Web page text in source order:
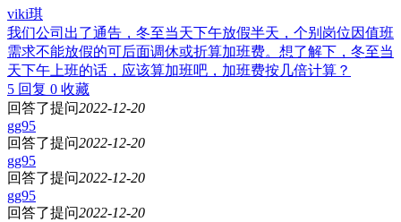
viki琪
我们公司出了通告，冬至当天下午放假半天，个别岗位因值班
需求不能放假的可后面调休或折算加班费。想了解下，冬至当
天下午上班的话，应该算加班吧，加班费按几倍计算？
5 回复 0 收藏
回答了提问2022-12-20
gg95
回答了提问2022-12-20
gg95
回答了提问2022-12-20
gg95
回答了提问2022-12-20